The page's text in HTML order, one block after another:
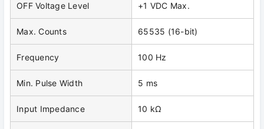
OFF Voltage Level +1 VDC Max.
Max. Counts 65535 (16-bit)
Frequency 100 Hz
Min. Pulse Width 5 ms
Input Impedance 10 kΩ